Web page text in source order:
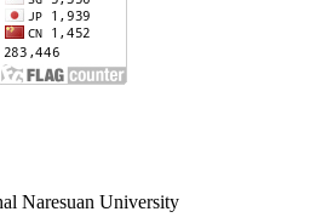
Naresuan University